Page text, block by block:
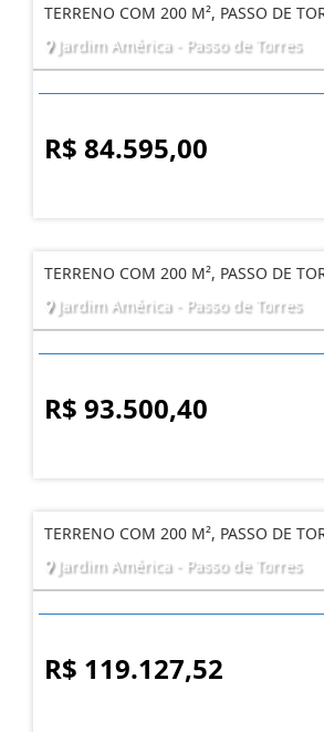
TERRENO COM 200 M², PASSO DE
Jardim América - Passo de Torres
R$ 84.595,00
TERRENO COM 200 M², PASSO DE
Jardim América - Passo de Torres
R$ 93.500,40
TERRENO COM 200 M², PASSO DE
Jardim América - Passo de Torres
R$ 119.127,52